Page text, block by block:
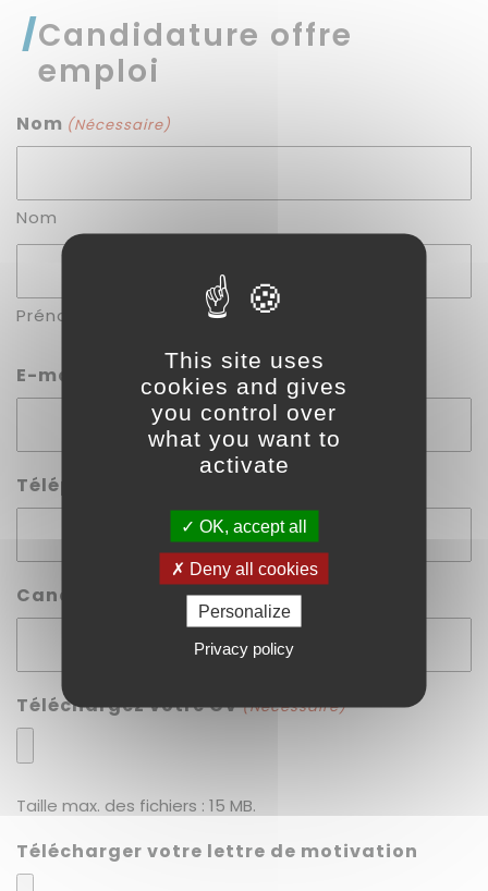
Candidature offre
emploi
Nom (Nécessaire)
Nom
Prénom
E-mail (Nécessaire)
Téléphone
Candidature sur quel poste :
Téléchargez votre CV(Nécessaire)
Taille max. des fichiers : 15 MB.
Télécharger votre lettre de motivation
This site uses
cookies and gives
you control over
what you want to
activate
OK, accept all
Deny all cookies
Personalize
Privacy policy